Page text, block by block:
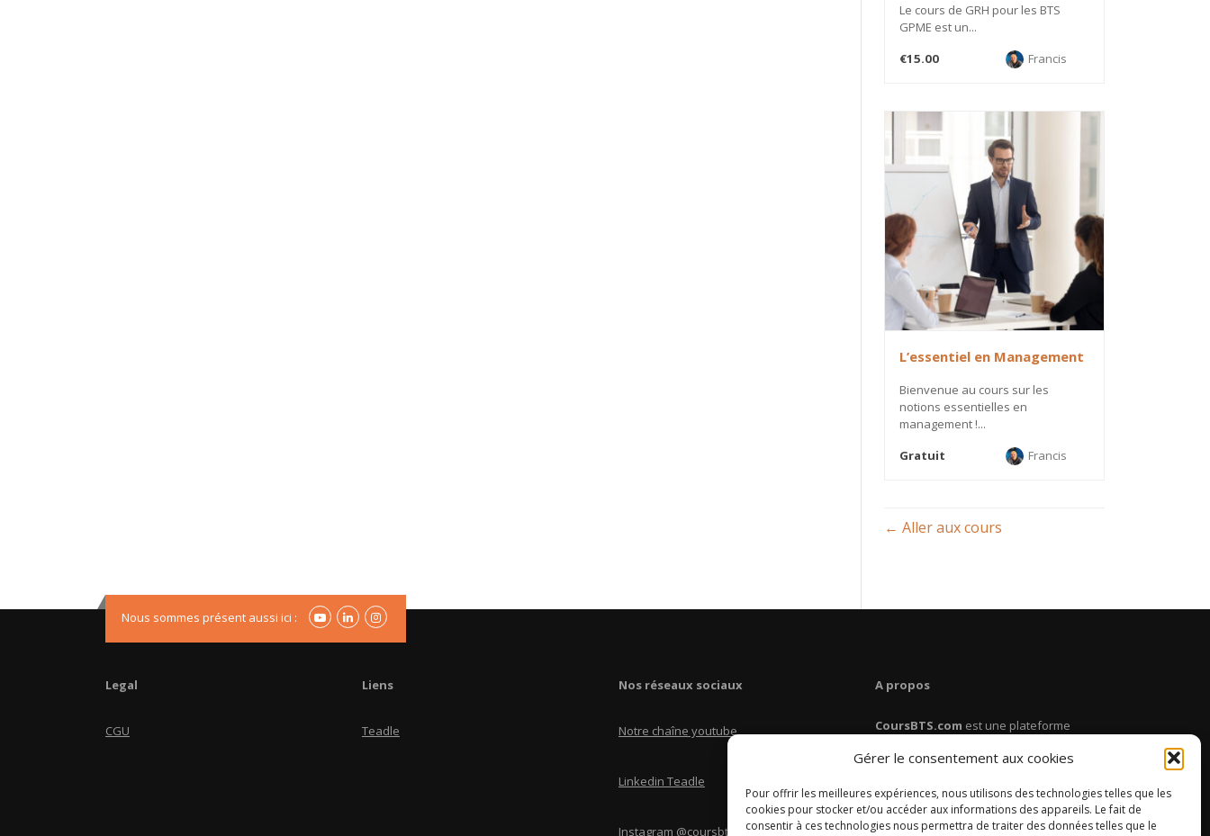
Gérer le consentement aux cookies
Pour offrir les meilleures expériences, nous utilisons des technologies telles que les
cookies pour stocker et/ou accéder aux informations des appareils. Le fait de
consentir à ces technologies nous permettra de traiter des données telles que le
Le cours de GRH pour les BTS
GPME est un...
€15.00
Francis
L’essentiel en Management
Bienvenue au cours sur les
notions essentielles en
management !...
Gratuit
Francis
Aller aux cours
Nous sommes présent aussi ici :
Legal
CGU
Liens
Teadle
Nos réseaux sociaux
Notre chaîne youtube
Linkedin Teadle
Instagram @coursbtscom
A propos
CoursBTS.com est une plateforme
des cours, des fiches de révision, des